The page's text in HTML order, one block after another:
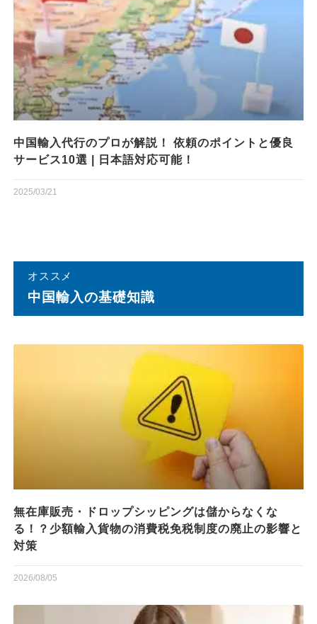
中国輸入代行のプロが解説！ 依頼のポイントと優良
サービス10選 | 日本語対応可能！
2025/03/21
オススメ
中国輸⼊の基礎知識
無在庫販売・ドロップシッピングは儲からなくな
る！？少額輸入貨物の消費税免税制度の廃止の影響と
対策
2026/08/05